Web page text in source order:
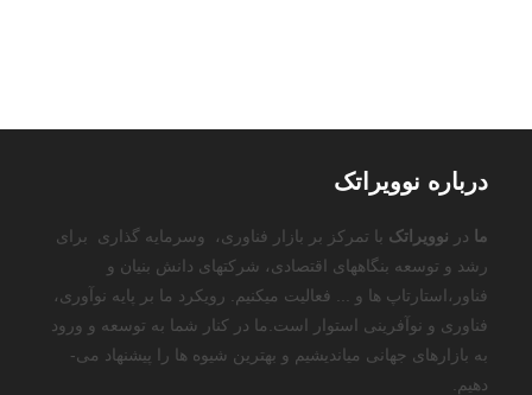
درباره نوویراتک
ما در نوویراتک با تمرکز بر بازار فن­اوری، وسرمایه گذاری برای
رشد و توسعه بنگاه­های اقتصادی، شرکت­های دانش ­بنیان و
فناور،استارتاپ ها و ... فعالیت میکنیم. رویکرد ما بر پایه نوآوری،
فناوری و نوآفرینی استوار است.ما در کنار شما به توسعه و ورود
به بازارهای جهانی می­اندیشیم و بهترین شیوه ­ها را پیشنهاد می­
دهیم.